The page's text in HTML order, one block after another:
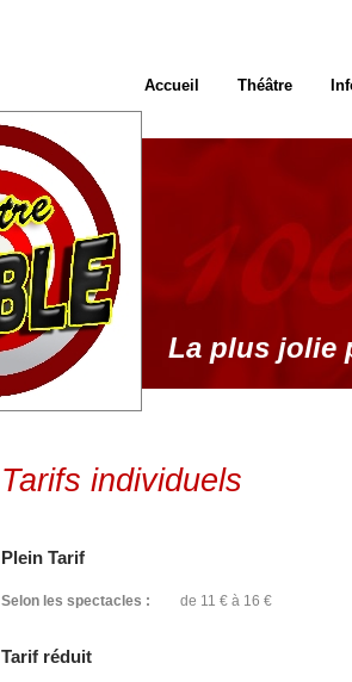
Tarifs individuels
Plein Tarif
Selon les spectacles : de 11 € à 16 €
Tarif réduit
La plus jolie
Accueil Théâtre